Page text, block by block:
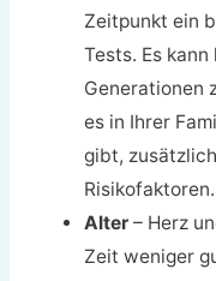
Zeitpunkt ein
Tests. Es
Generationen
es in Ihrer
gibt,
Risikofaktoren.
Alter – Herz
Zeit weniger